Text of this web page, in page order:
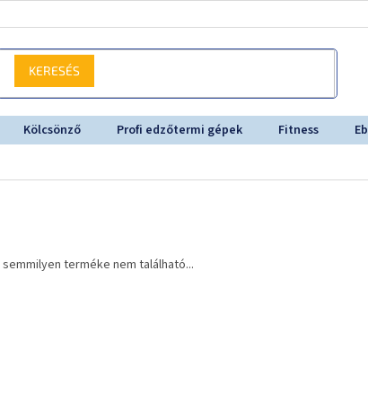
KERESÉS
Kölcsönző Profi edzőtermi gépek Fitness
semmilyen terméke nem található...